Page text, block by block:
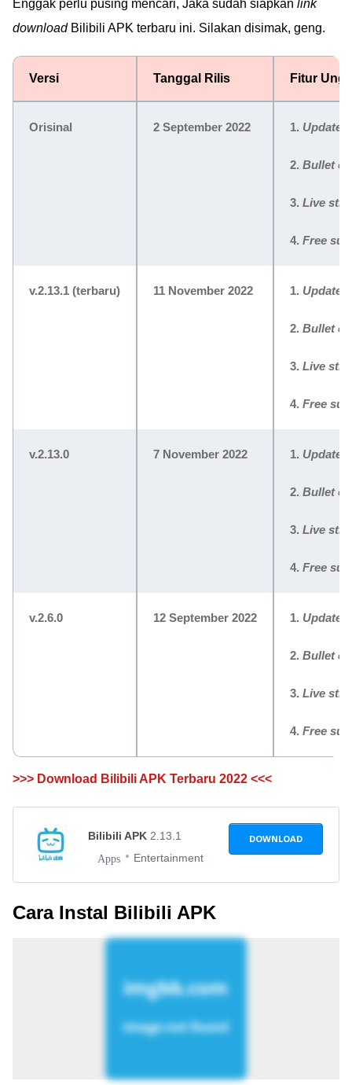
Enggak perlu pusing mencari, Jaka sudah siapkan link
downloadBilibili APK terbaru ini. Silakan disimak, geng.
Versi Tanggal Rilis Fitur
Orisinal 2 September 2022 1. Update
2. Bullet
3. Live
4. Free
v.2.13.1 (terbaru) 11 November 2022 1. Update
2. Bullet
3. Live
4. Free
v.2.13.0 7 November 2022 1. Update
2. Bullet
3. Live
4. Free
v.2.6.0 12 September 2022 1. Update
2. Bullet
3. Live
4. Free
>>> Download Bilibili APK Terbaru 2022 <<<
Bilibili APK 2.13.1
Apps Entertainment
DOWNLOAD
Cara Instal Bilibili APK